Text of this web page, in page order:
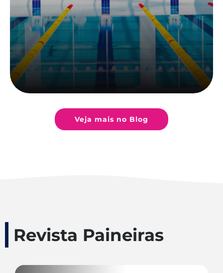
Veja mais no Blog
Revista Paineiras